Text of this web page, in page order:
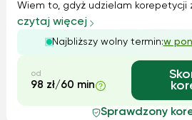
Wiem to, gdyż udzielam korepetycji
specjalnością jest pomoc w
chemii (poziom rozszerzony). Jestem cierpliwy,
komunikatywny i zaangażowa...
czytaj więcej
Najbliższy wolny termin:w
od
98 zł/60 min
Sprawdzony